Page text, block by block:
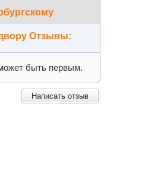
Отзывы:
быть первым.
Написать отзыв